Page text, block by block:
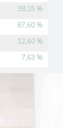
38,15 %
87,60 %
12,40 %
7,63 %